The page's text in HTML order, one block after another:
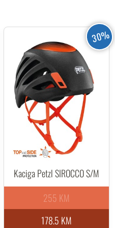
30%
Kaciga Petzl SIROCCO S/M
178.5 KM
255 KM